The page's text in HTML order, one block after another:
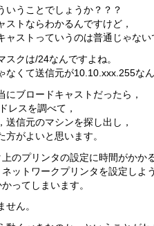
いうことでしょうか？？？
ストならわかるんですけど，
ャストっていうのは普通じゃない
スクは/24なんですよね。
なくて送信元が10.10.xxx.255なん
にブロードキャストだったら，
レスを調べて，
送信元のマシンを探し出し，
方がよいと思います。
のプリンタの設定に時間がかか
トワークプリンタを設定しよ
てしまいます。
せん。